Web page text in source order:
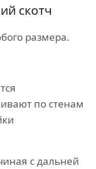
скотч
размера.
по стенам
с дальней